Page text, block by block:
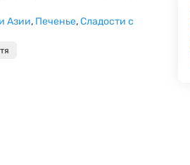
Азии, Печенье,Сладости с